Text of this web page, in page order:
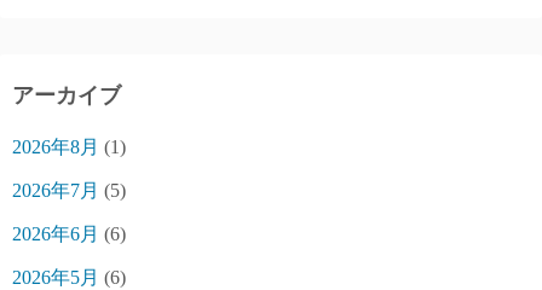
アーカイブ
2026年8月 (1)
2026年7月 (5)
2026年6月 (6)
2026年5月 (6)